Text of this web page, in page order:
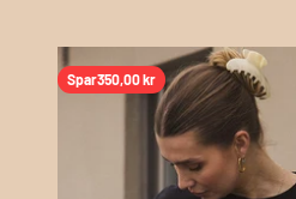
Spar350,00 kr